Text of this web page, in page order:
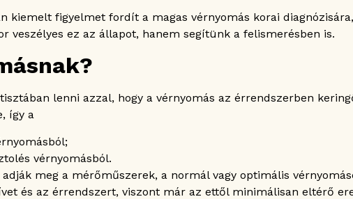
kiemelt figyelmet fordít a magas vérnyomás korai
veszélyes ez az állapot, hanem segítünk a felismerésben is.
lenni azzal, hogy a vérnyomás az érrendszerben
így a
vérnyomásból.
meg a mérőműszerek, a normál vagy optimális
és az érrendszert, viszont már az ettől minimálisan eltérő